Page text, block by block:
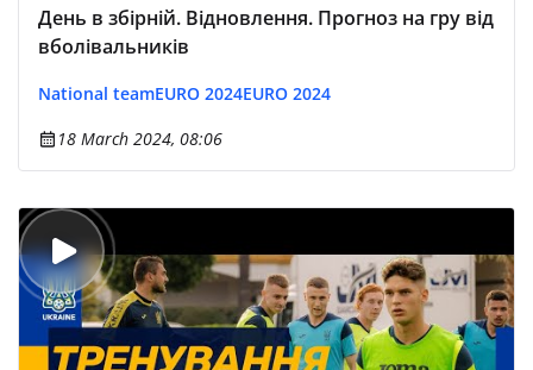
День в збірній. Відновлення. Прогноз на гру від
вболівальників
National teamEURO 2024EURO 2024
18 March 2024, 08:06